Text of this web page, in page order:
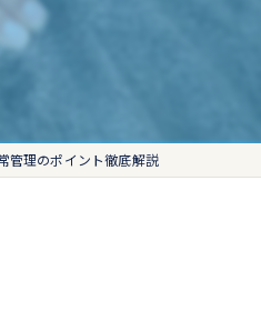
管理のポイント徹底解説